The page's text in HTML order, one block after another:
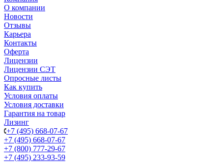
О компании
Новости
Отзывы
Карьера
Контакты
Оферта
Лицензии
Лицензии СЭТ
Опросные листы
Как купить
Условия оплаты
Условия доставки
Гарантия на товар
Лизинг
+7 (495) 668-07-67
+7 (495) 668-07-67
+7 (800) 777-29-67
+7 (495) 233-93-59